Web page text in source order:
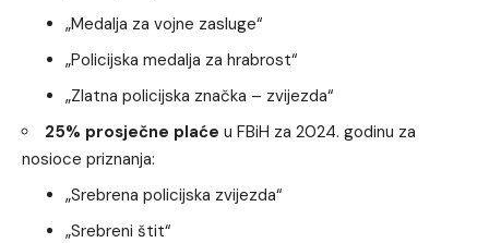
„Medalja za vojne zasluge“
„Policijska medalja za hrabrost“
„Zlatna policijska značka – zvijezda“
25% prosječne plaće u FBiH za 2024. godinu za
nosioce priznanja:
„Srebrena policijska zvijezda“
„Srebreni štit“